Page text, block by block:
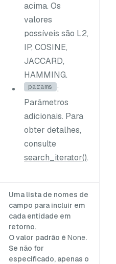
acima. Os
valores
possíveis são L2,
IP, COSINE,
JACCARD,
HAMMING.
params
:
Parâmetros
adicionais. Para
obter detalhes,
consulte
search_iterator().
Uma lista de nomes de
campo para incluir em
cada entidade em
retorno.
O valor padrão é None.
Se não for
especificado, apenas o